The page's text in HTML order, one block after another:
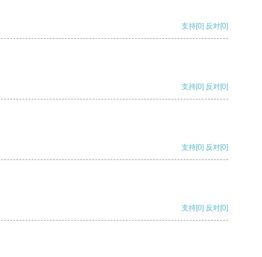
支持[0] 反对[0]
支持[0] 反对[0]
支持[0] 反对[0]
支持[0] 反对[0]